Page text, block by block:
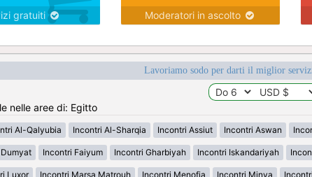
gratuiti Moderatori in ascolto
Lavoriamo sodo per darti il miglior
nelle aree di: Egitto
Al-Qalyubia Incontri Al-Sharqia Incontri Assiut Incontri Aswan
Incontri Faiyum Incontri Gharbiyah Incontri Iskandariyah
Luxor Incontri Marsa Matrouh Incontri Menofia Incontri Minya